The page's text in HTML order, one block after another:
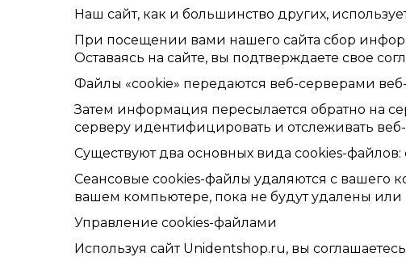
Наш сайт, как и большинство других,
При посещении вами нашего сайта сбор
Оставаясь на сайте, вы подтверждаете свое
Файлы «cookie» передаются веб-серверами
Затем информация пересылается обратно на
серверу идентифицировать и отслеживать
Существуют два основных вида cookies-
Сеансовые cookies-файлы удаляются с вашего
вашем компьютере, пока не будут удалены или
Управление cookies-файлами
Используя сайт Unidentshop.ru, вы